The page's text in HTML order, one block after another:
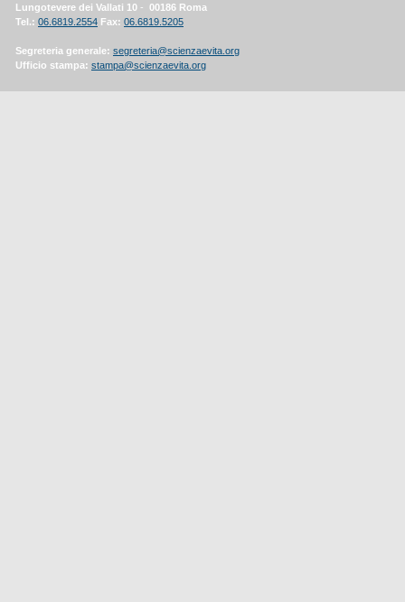
Lungotevere dei Vallati 10 - 00186 Roma
Tel.: 06.6819.2554 Fax: 06.6819.5205
Segreteria generale: segreteria@scienzaevita.org
Ufficio stampa: stampa@scienzaevita.org